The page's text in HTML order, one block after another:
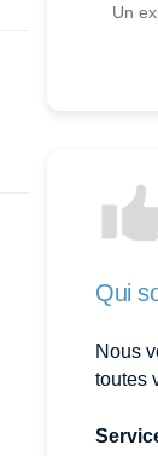
Un
Qui
Nous
toutes